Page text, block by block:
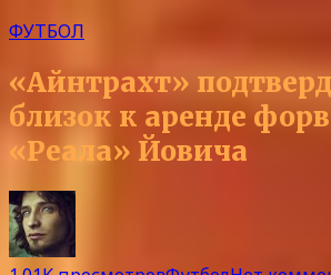
ФУТБОЛ
«Айнтрахт»
близок к аренде
«Реала» Йовича